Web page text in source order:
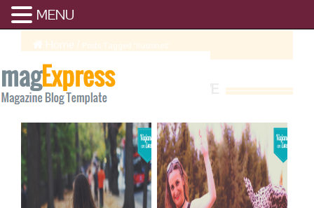
Home / Posts Tagged "ilusiones"
ILUSIONES ARCHIVE
MENU